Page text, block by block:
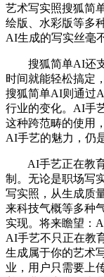
艺术写实照搜狐简
绘版、水彩版等多
AI生成的写实丝毫
搜狐简单AI还支
时间就能轻松搞定
搜狐简单AI则通过
行业的变化。AI手
这种跨范畴的使用
AI手艺的魅力，仍
AI手艺正在教育
制。无论是职场写
写实照，从生成质
来科技气概等多种
实现。将来瞻望：
AI手艺不只正在教
生成属于你的艺术
业，用户只需要上